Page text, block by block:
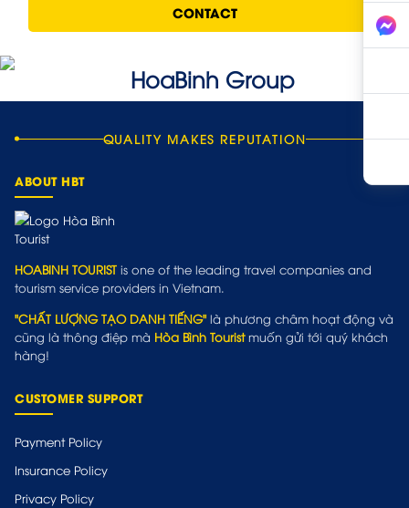
CONTACT
QUALITY MAKES REPUTATION
ABOUT HBT
HOABINH TOURIST is one of the leading travel companies and
tourism service providers in Vietnam.
"CHẤT LƯỢNG TẠO DANH TIẾNG" là phương châm hoạt động và
cũng là thông điệp mà Hòa Bình Touristmuốn gửi tới quý khách
hàng!
CUSTOMER SUPPORT
Payment Policy
Insurance Policy
Privacy Policy